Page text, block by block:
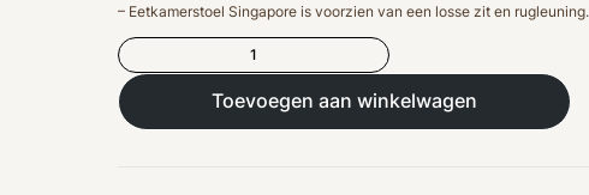
– Eetkamerstoel Singapore is voorzien van een losse zit en rugleuning.
Eetkamerstoel
Singapore
49x63x90
cm
Toevoegen aan winkelwagen